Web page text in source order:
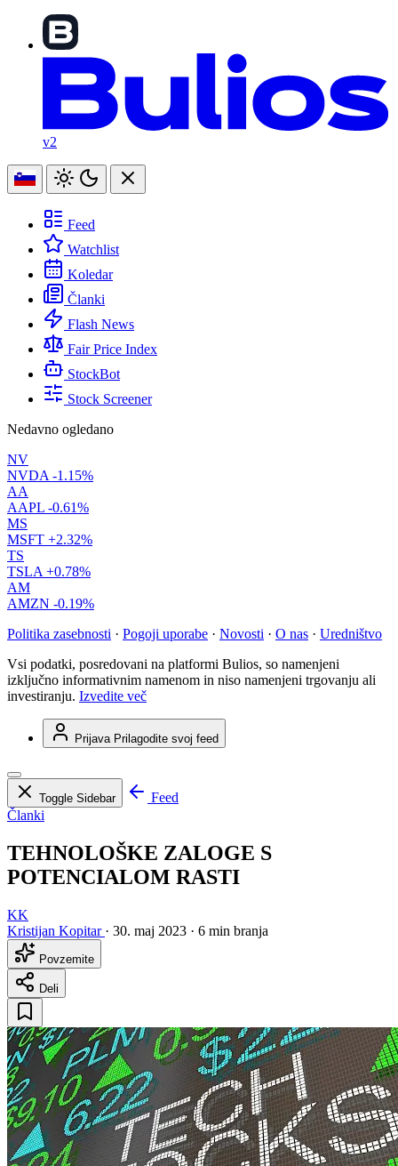
v2
Feed
Watchlist
Koledar
Članki
Flash News
Fair Price Index
StockBot
Stock Screener
Nedavno ogledano
NV
NVDA -1.15%
AA
AAPL -0.61%
MS
MSFT +2.32%
TS
TSLA +0.78%
AM
AMZN -0.19%
Politika zasebnosti · Pogoji uporabe · Novosti · O nas · Uredništvo
Vsi podatki, posredovani na platformi Bulios, so namenjeni
izključno informativnim namenom in niso namenjeni trgovanju ali
investiranju. Izvedite več
Prijava Prilagodite svoj feed
Toggle Sidebar
Feed
Članki
TEHNOLOŠKE ZALOGE S
POTENCIALOM RASTI
KK
Kristijan Kopitar · 30. maj 2023 · 6 min branja
Povzemite
Deli